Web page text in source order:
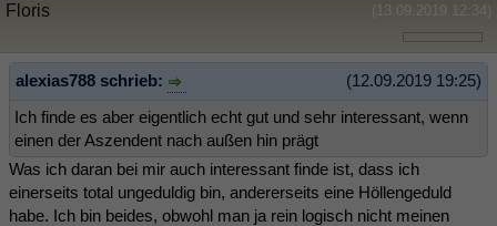
(13.09.2019 12:34)
Floris
(12.09.2019 19:25)
alexias788 schrieb:
Ich finde es aber eigentlich echt gut und sehr interessant, wenn
einen der Aszendent nach außen hin prägt
Was ich daran bei mir auch interessant finde ist, dass ich
einerseits total ungeduldig bin, andererseits eine Höllengeduld
habe. Ich bin beides, obwohl man ja rein logisch nicht meinen